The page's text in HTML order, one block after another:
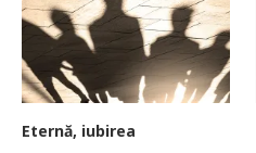
Eternă, iubirea